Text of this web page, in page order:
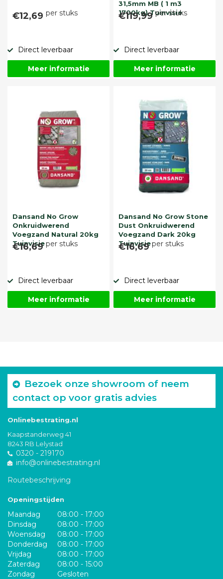
€12,69 per stuks
Direct leverbaar
Meer informatie
31,5mm MB ( 1 m3
1700kg) Tuinvisie
€119,99 per stuks
Direct leverbaar
Meer informatie
Dansand No Grow
Onkruidwerend
Voegzand Natural 20kg
Tuinvisie
€16,69per stuks
Direct leverbaar
Meer informatie
Dansand No Grow Stone
Dust Onkruidwerend
Voegzand Dark 20kg
Tuinvisie
€16,69per stuks
Direct leverbaar
Meer informatie
Bezoek onze showroom of neem
contact op voor gratis advies
Onlinebestrating.nl
Kaapstanderweg 41
8243 RB Lelystad
0320 - 219170
info@onlinebestrating.nl
Routebeschrijving
Openingstijden
Maandag
08:00 - 17:00
Dinsdag
08:00 - 17:00
Woensdag
08:00 - 17:00
Donderdag
08:00 - 17:00
Vrijdag
08:00 - 17:00
Zaterdag
08:00 - 15:00
Zondag
Gesloten